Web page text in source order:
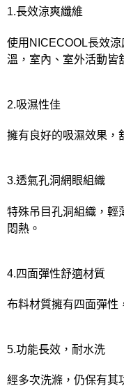
1.長效涼爽纖維
使用NICECOOL長效
溫，室內、室外活動皆
2.吸濕性佳
擁有良好的吸濕效果，
3.透氣孔洞網眼組織
特殊吊目孔洞組織，輕
悶熱。
4.四面彈性舒適材質
布料材質擁有四面彈性
5.功能長效，耐水洗
經多次洗滌，仍保有其